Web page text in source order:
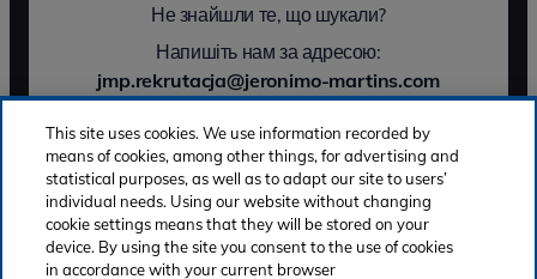
Не знайшли те, що шукали?
Напишіть нам за адресою:
jmp.rekrutacja@jeronimo-martins.com
© 2026 Jerónimo Martins - Усі права захищено
Політика конфіденційності
Політика використання файлів cookie
Мережевий етикет
Повідомлення про порушення
This site uses cookies. We use information recorded by
means of cookies, among other things, for advertising and
statistical purposes, as well as to adapt our site to users’
individual needs. Using our website without changing
cookie settings means that they will be stored on your
device. By using the site you consent to the use of cookies
in accordance with your current browser